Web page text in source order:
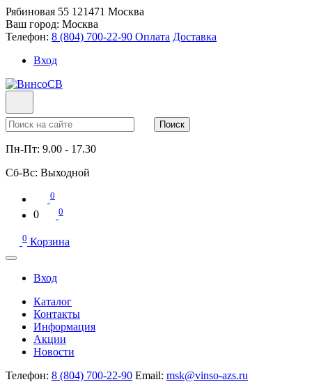
Рябиновая 55 121471 Москва
Ваш город: Москва
Телефон: 8 (804) 700-22-90 Оплата Доставка
Вход
Поиск
Пн-Пт: 9.00 - 17.30
Сб-Вс: Выходной
0
0 0
0 Корзина
Вход
Каталог
Контакты
Информация
Акции
Новости
Телефон: 8 (804) 700-22-90 Email: msk@vinso-azs.ru